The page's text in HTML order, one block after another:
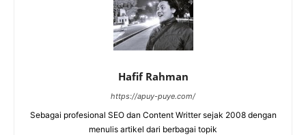
Hafif Rahman
https://apuy-puye.com/
Sebagai profesional SEO dan Content Writter sejak 2008 dengan
menulis artikel dari berbagai topik